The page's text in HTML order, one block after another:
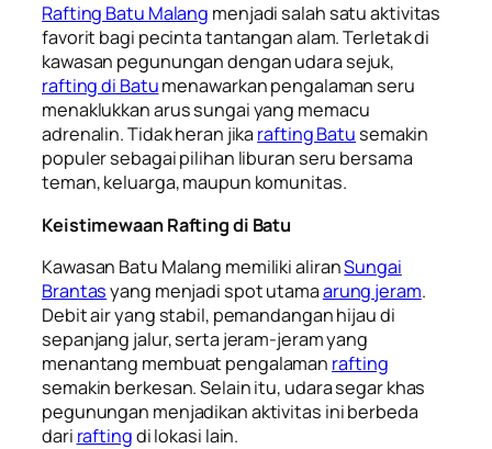
Rafting Batu Malang menjadi salah satu aktivitas
favorit bagi pecinta tantangan alam. Terletak di
kawasan pegunungan dengan udara sejuk,
rafting di Batumenawarkan pengalaman seru
menaklukkan arus sungai yang memacu
adrenalin. Tidak heran jika rafting Batu semakin
populer sebagai pilihan liburan seru bersama
teman, keluarga, maupun komunitas.
Keistimewaan Rafting di Batu
Kawasan Batu Malang memiliki aliranSungai
Brantasyang menjadi spot utamaarung jeram.
Debit air yang stabil, pemandangan hijau di
sepanjang jalur, serta jeram-jeram yang
menantang membuat pengalaman rafting
semakin berkesan. Selain itu, udara segar khas
pegunungan menjadikan aktivitas ini berbeda
dari raftingdi lokasi lain.